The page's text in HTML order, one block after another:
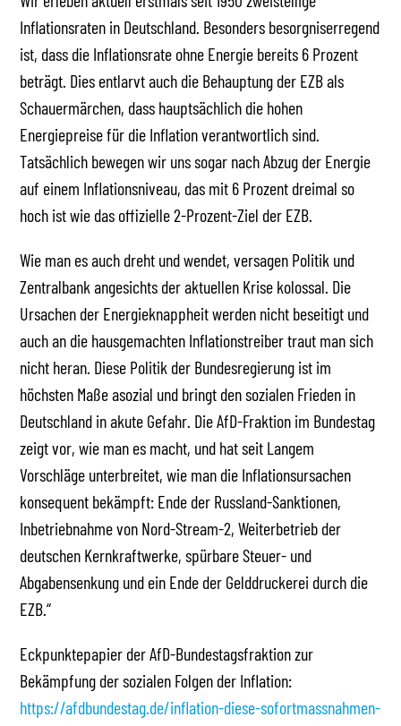
Inflationsraten in Deutschland. Besonders besorgniserregend
ist, dass die Inflationsrate ohne Energie bereits 6 Prozent
beträgt. Dies entlarvt auch die Behauptung der EZB als
Schauermärchen, dass hauptsächlich die hohen
Energiepreise für die Inflation verantwortlich sind.
Tatsächlich bewegen wir uns sogar nach Abzug der Energie
auf einem Inflationsniveau, das mit 6 Prozent dreimal so
hoch ist wie das offizielle 2-Prozent-Ziel der EZB.
Wie man es auch dreht und wendet, versagen Politik und
Zentralbank angesichts der aktuellen Krise kolossal. Die
Ursachen der Energieknappheit werden nicht beseitigt und
auch an die hausgemachten Inflationstreiber traut man sich
nicht heran. Diese Politik der Bundesregierung ist im
höchsten Maße asozial und bringt den sozialen Frieden in
Deutschland in akute Gefahr. Die AfD-Fraktion im Bundestag
zeigt vor, wie man es macht, und hat seit Langem
Vorschläge unterbreitet, wie man die Inflationsursachen
konsequent bekämpft: Ende der Russland-Sanktionen,
Inbetriebnahme von Nord-Stream-2, Weiterbetrieb der
deutschen Kernkraftwerke, spürbare Steuer- und
Abgabensenkung und ein Ende der Gelddruckerei durch die
EZB.“
Eckpunktepapier der AfD-Bundestagsfraktion zur
Bekämpfung der sozialen Folgen der Inflation:
https://afdbundestag.de/inflation-diese-sofortmassnahmen-